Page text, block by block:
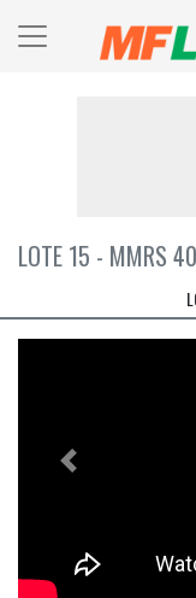
LOTE 15 - MMRS
Previous